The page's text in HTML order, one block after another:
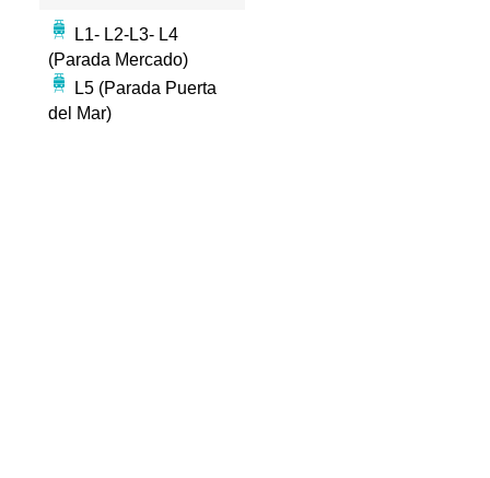
L1- L2-L3- L4
(Parada Mercado)
L5 (Parada Puerta
del Mar)